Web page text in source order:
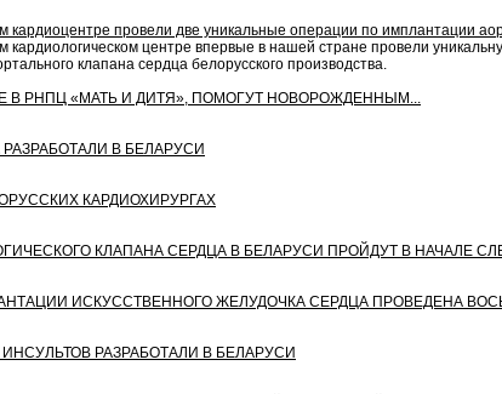
кардиоцентре провели две уникальные операции по имплантации
кардиологическом центре впервые в нашей стране провели
клапана сердца белорусского производства.
В РНПЦ «МАТЬ И ДИТЯ», ПОМОГУТ НОВОРОЖДЕННЫМ...
В БЕЛАРУСИ
КАРДИОХИРУРГАХ
КЛАПАНА СЕРДЦА В БЕЛАРУСИ ПРОЙДУТ В НАЧАЛЕ
ИСКУССТВЕННОГО ЖЕЛУДОЧКА СЕРДЦА ПРОВЕДЕНА
РАЗРАБОТАЛИ В БЕЛАРУСИ